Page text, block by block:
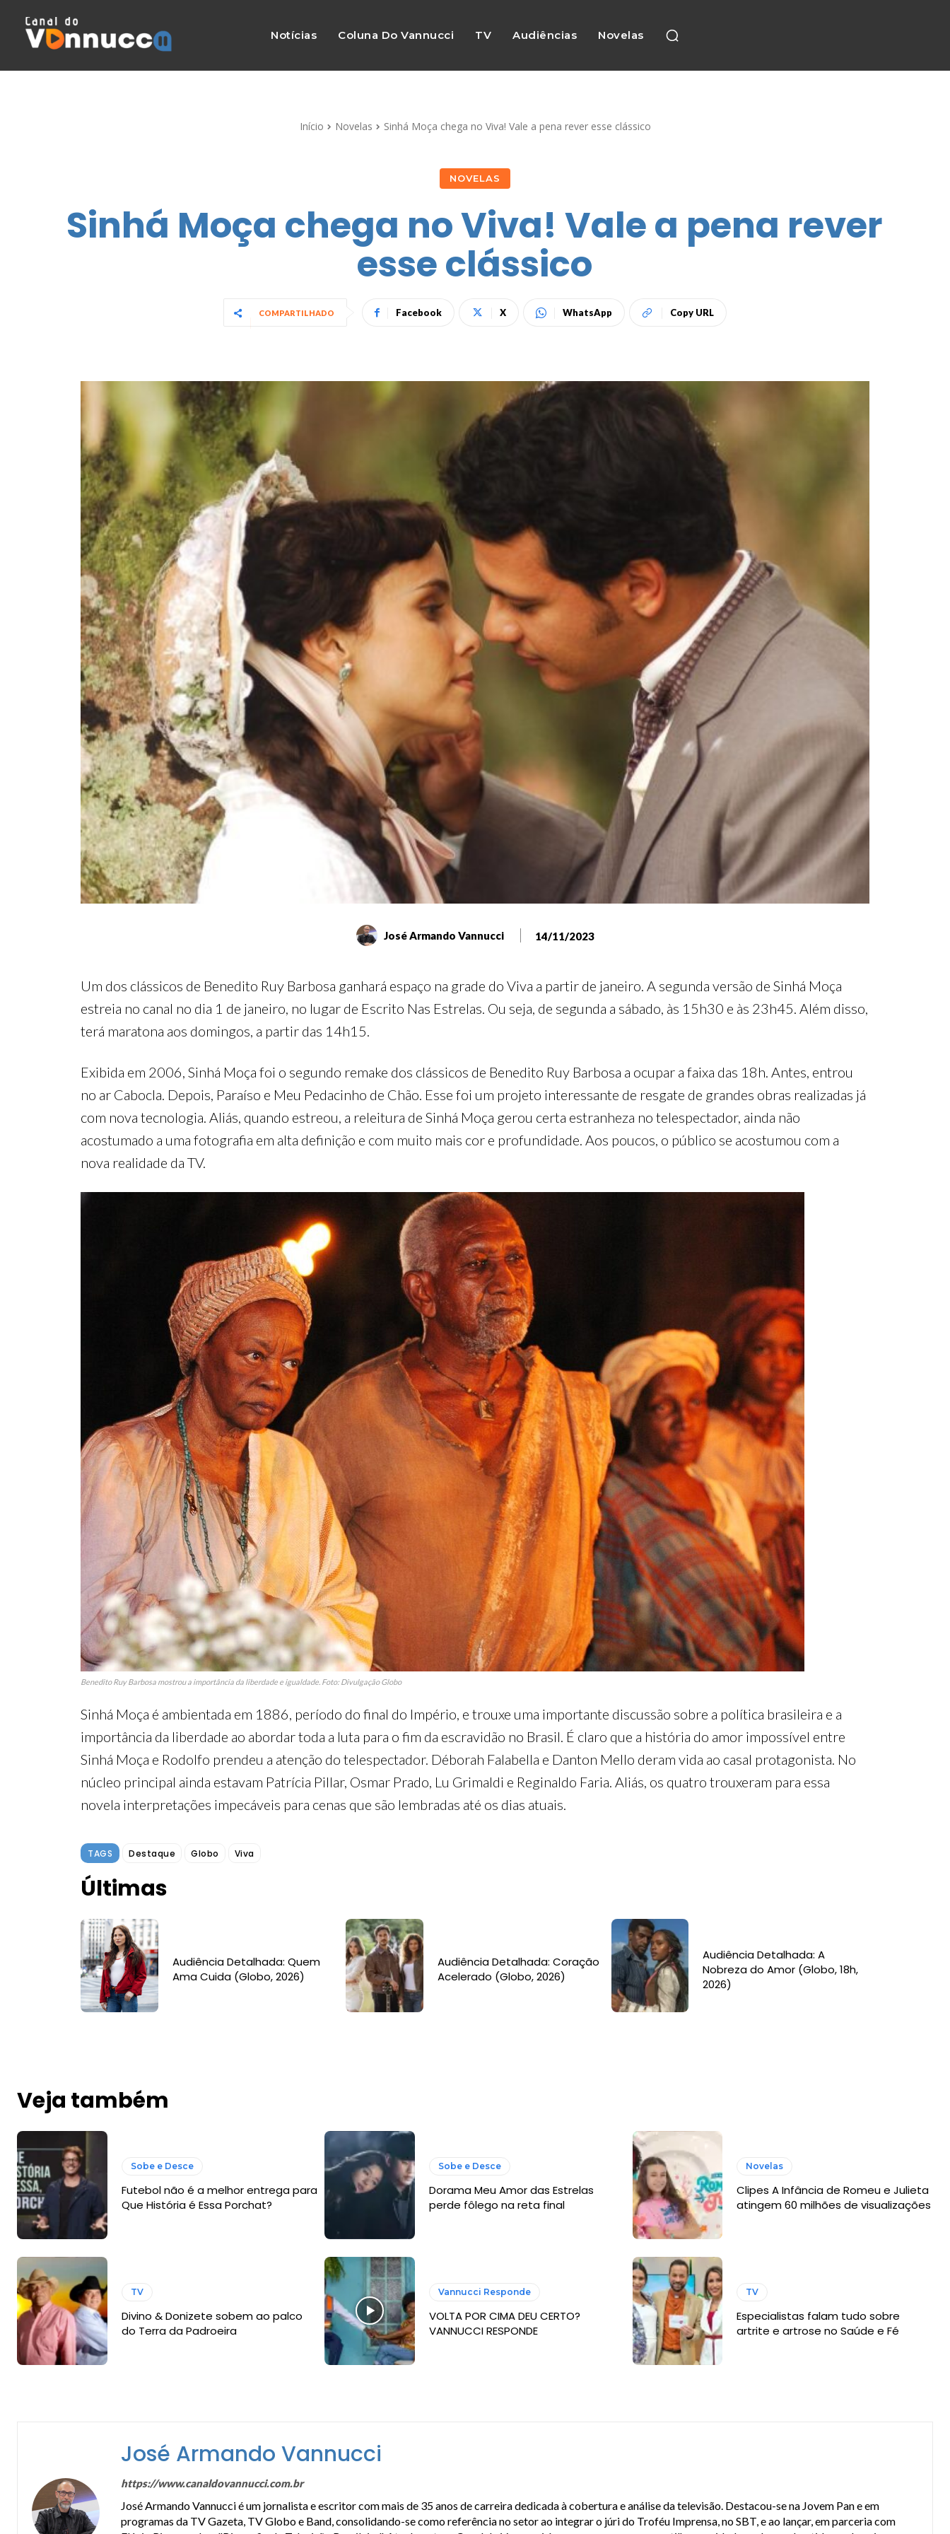
Notícias Coluna Do Vannucci TV Audiências Novelas
Início Novelas Sinhá Moça chega no Viva! Vale a pena rever esse clássico
NOVELAS
Sinhá Moça chega no Viva! Vale a pena rever
esse clássico
COMPARTILHADO Facebook X WhatsApp Copy URL
José Armando Vannucci 14/11/2023
Um dos clássicos de Benedito Ruy Barbosa ganhará espaço na grade do Viva a partir de janeiro. A segunda versão de Sinhá Moça
estreia no canal no dia 1 de janeiro, no lugar de Escrito Nas Estrelas. Ou seja, de segunda a sábado, às 15h30 e às 23h45. Além disso,
terá maratona aos domingos, a partir das 14h15.
Exibida em 2006, Sinhá Moça foi o segundo remake dos clássicos de Benedito Ruy Barbosa a ocupar a faixa das 18h. Antes, entrou
no ar Cabocla. Depois, Paraíso e Meu Pedacinho de Chão. Esse foi um projeto interessante de resgate de grandes obras realizadas já
com nova tecnologia. Aliás, quando estreou, a releitura de Sinhá Moça gerou certa estranheza no telespectador, ainda não
acostumado a uma fotografia em alta definição e com muito mais cor e profundidade. Aos poucos, o público se acostumou com a
nova realidade da TV.
Benedito Ruy Barbosa mostrou a importância da liberdade e igualdade. Foto: Divulgação Globo
Sinhá Moça é ambientada em 1886, período do final do Império, e trouxe uma importante discussão sobre a política brasileira e a
importância da liberdade ao abordar toda a luta para o fim da escravidão no Brasil. É claro que a história do amor impossível entre
Sinhá Moça e Rodolfo prendeu a atenção do telespectador. Déborah Falabella e Danton Mello deram vida ao casal protagonista. No
núcleo principal ainda estavam Patrícia Pillar, Osmar Prado, Lu Grimaldi e Reginaldo Faria. Aliás, os quatro trouxeram para essa
novela interpretações impecáveis para cenas que são lembradas até os dias atuais.
TAGS Destaque Globo Viva
Últimas
Audiência Detalhada: Quem
Ama Cuida (Globo, 2026)
Audiência Detalhada: Coração
Acelerado (Globo, 2026)
Audiência Detalhada: A
Nobreza do Amor (Globo, 18h,
2026)
Veja também
Sobe e Desce
Futebol não é a melhor entrega para
Que História é Essa Porchat?
Sobe e Desce
Dorama Meu Amor das Estrelas
perde fôlego na reta final
Novelas
Clipes A Infância de Romeu e Julieta
atingem 60 milhões de visualizações
TV
Divino & Donizete sobem ao palco
do Terra da Padroeira
Vannucci Responde
VOLTA POR CIMA DEU CERTO?
VANNUCCI RESPONDE
TV
Especialistas falam tudo sobre
artrite e artrose no Saúde e Fé
José Armando Vannucci
https://www.canaldovannucci.com.br
José Armando Vannucci é um jornalista e escritor com mais de 35 anos de carreira dedicada à cobertura e análise da televisão. Destacou-se na Jovem Pan e em
programas da TV Gazeta, TV Globo e Band, consolidando-se como referência no setor ao integrar o júri do Troféu Imprensa, no SBT, e ao lançar, em parceria com